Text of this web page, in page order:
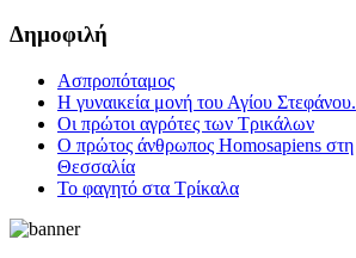
Δημοφιλή
Ασπροπόταμος
Η γυναικεία μονή του Αγίου Στεφάνου.
Οι πρώτοι αγρότες των Τρικάλων
Ο πρώτος άνθρωπος Homosapiens στη
Θεσσαλία
Το φαγητό στα Τρίκαλα